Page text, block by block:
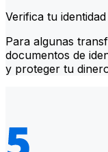
Verifica tu identidad
Para algunas
documentos de
y proteger tu